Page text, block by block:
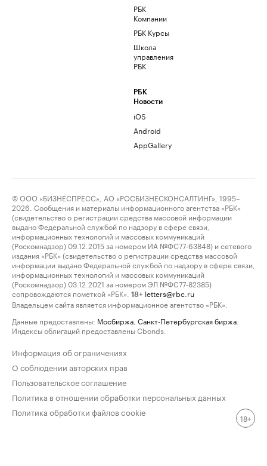
РБК
Компании
РБК Курсы
Школа
управления
РБК
РБК
Новости
iOS
Android
AppGallery
© ООО «БИЗНЕСПРЕСС», АО «РОСБИЗНЕСКОНСАЛТИНГ», 1995–
2026. Сообщения и материалы информационного агентства «РБК»
(свидетельство о регистрации средства массовой информации
выдано Федеральной службой по надзору в сфере связи,
информационных технологий и массовых коммуникаций
(Роскомнадзор) 09.12.2015 за номером ИА №ФС77-63848) и сетевого
издания «РБК» (свидетельство о регистрации средства массовой
информации выдано Федеральной службой по надзору в сфере связи,
информационных технологий и массовых коммуникаций
(Роскомнадзор) 03.12.2021 за номером ЭЛ №ФС77-82385)
сопровождаются пометкой «РБК».
18+ letters@rbc.ru
Владельцем сайта является информационное агентство «РБК».
Данные предоставлены: Мосбиржа Санкт-Петербургская биржа
Индексы облигаций предоставлены Cbonds.
Информация об ограничениях
О соблюдении авторских прав
Пользовательское соглашение
Политика в отношении обработки персональных данных
Политика обработки файлов cookie
18+